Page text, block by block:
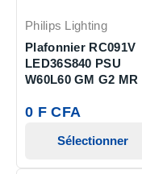
Philips Lighting
Plafonnier RC091V
LED36S840 PSU
W60L60 GM G2 MR
0 F CFA
Sélectionner